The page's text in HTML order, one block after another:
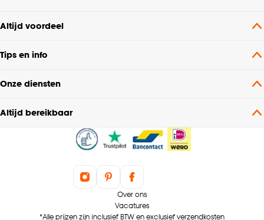
Altijd voordeel
Tips en info
Onze diensten
Altijd bereikbaar
Over ons
Vacatures
*Alle prijzen zijn inclusief BTW en exclusief verzendkosten